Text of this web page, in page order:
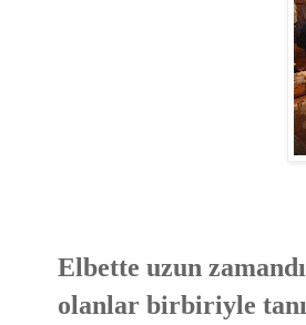
Elbette uzun
olanlar birbiriyle